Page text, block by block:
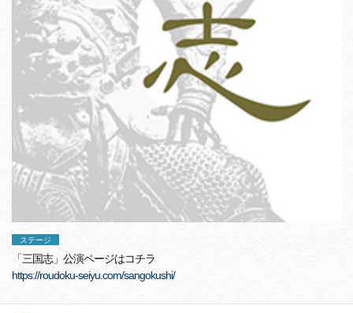
ステージ
「三国志」公演ページはコチラ
https://roudoku-seiyu.com/sangokushi/